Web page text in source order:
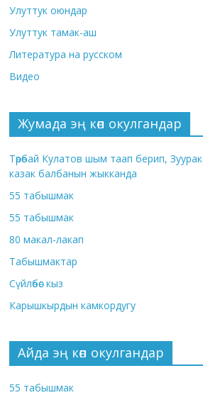
Улуттук оюндар
Улуттук тамак-аш
Литература на русском
Видео
Жумада эң көп окулгандар
Төрөбай Кулатов шым таап берип,
казак балбанын жыкканда
55 табышмак
55 табышмак
80 макал-лакап
Табышмактар
Сүйлөбөс кыз
Карышкырдын камкордугу
Айда эң көп окулгандар
55 табышмак